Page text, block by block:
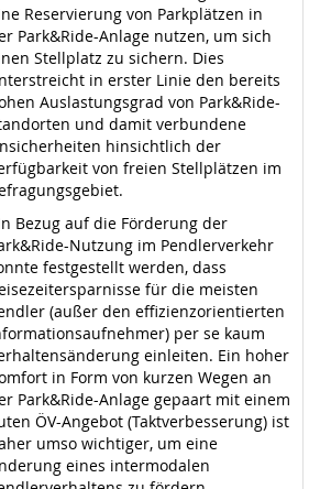
Reservierung von Parkplätzen in
Park&Ride-Anlage nutzen, um sich
Stellplatz zu sichern. Dies
in erster Linie den bereits
Auslastungsgrad von Park&Ride-
und damit verbundene
hinsichtlich der
von freien Stellplätzen im
Bezug auf die Förderung der
Nutzung im Pendlerverkehr
festgestellt werden, dass
für die meisten
(außer den effizienzorientierten
per se kaum
einleiten. Ein hoher
in Form von kurzen Wegen an
Park&Ride-Anlage gepaart mit einem
ÖV-Angebot (Taktverbesserung) ist
umso wichtiger, um eine
eines intermodalen